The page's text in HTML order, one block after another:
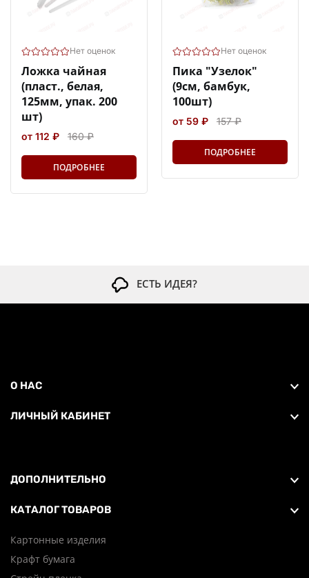
Нет оценок
Ложка чайная
(пласт., белая,
125мм, упак. 200
шт)
от 112 ₽ 160 ₽
ПОДРОБНЕЕ
Нет оценок
Пика "Узелок"
(9см, бамбук,
100шт)
от 59 ₽ 157 ₽
ПОДРОБНЕЕ
ЕСТЬ ИДЕЯ?
О НАС
ЛИЧНЫЙ КАБИНЕТ
ДОПОЛНИТЕЛЬНО
КАТАЛОГ ТОВАРОВ
Картонные изделия
Крафт бумага